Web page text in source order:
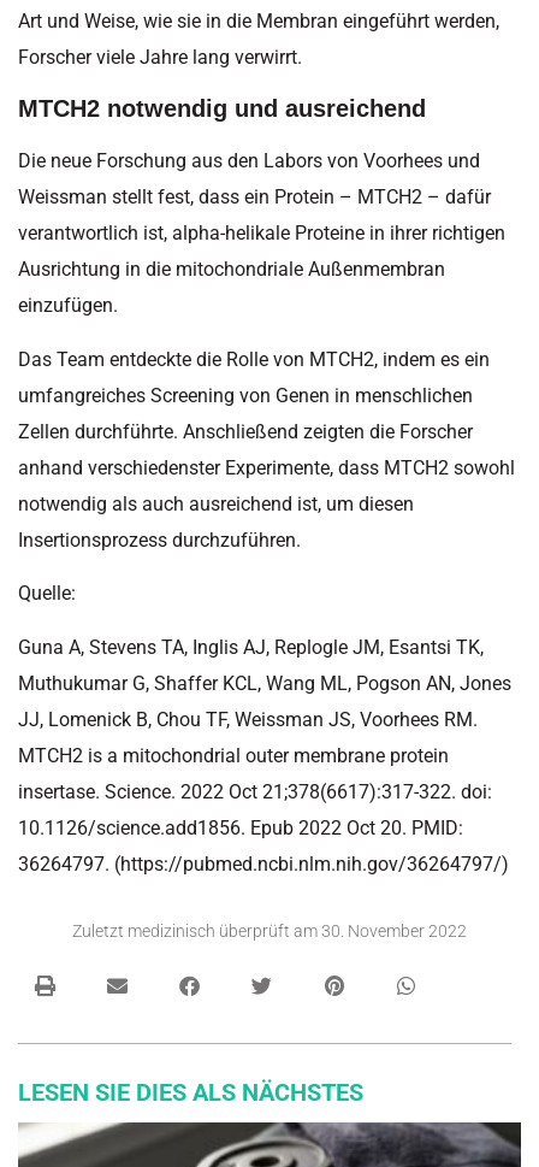
Art und Weise, wie sie in die Membran eingeführt werden,
Forscher viele Jahre lang verwirrt.
MTCH2 notwendig und ausreichend
Die neue Forschung aus den Labors von Voorhees und
Weissman stellt fest, dass ein Protein – MTCH2 – dafür
verantwortlich ist, alpha-helikale Proteine ​​in ihrer richtigen
Ausrichtung in die mitochondriale Außenmembran
einzufügen.
Das Team entdeckte die Rolle von MTCH2, indem es ein
umfangreiches Screening von Genen in menschlichen
Zellen durchführte. Anschließend zeigten die Forscher
anhand verschiedenster Experimente, dass MTCH2 sowohl
notwendig als auch ausreichend ist, um diesen
Insertionsprozess durchzuführen.
Quelle:
Guna A, Stevens TA, Inglis AJ, Replogle JM, Esantsi TK,
Muthukumar G, Shaffer KCL, Wang ML, Pogson AN, Jones
JJ, Lomenick B, Chou TF, Weissman JS, Voorhees RM.
MTCH2 is a mitochondrial outer membrane protein
insertase. Science. 2022 Oct 21;378(6617):317-322. doi:
10.1126/science.add1856. Epub 2022 Oct 20. PMID:
36264797. (https://pubmed.ncbi.nlm.nih.gov/36264797/)
Zuletzt medizinisch überprüft am30. November 2022
LESEN SIE DIES ALS NÄCHSTES